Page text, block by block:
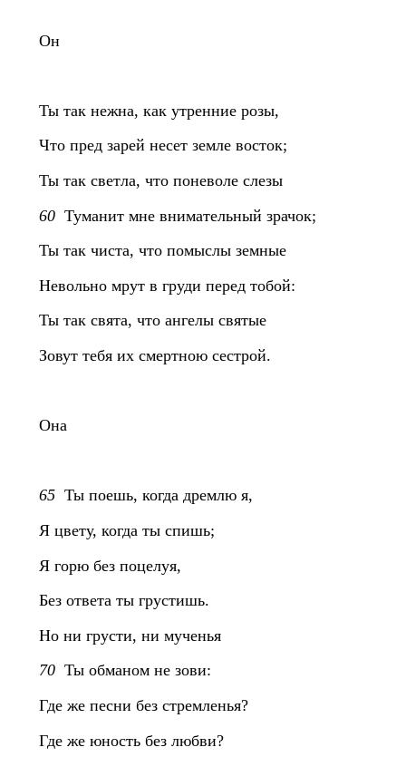
Он
Ты так нежна, как утренние розы,
Что пред зарей несет земле восток;
Ты так светла, что поневоле слезы
60Туманит мне внимательный зрачок;
Ты так чиста, что помыслы земные
Невольно мрут в груди перед тобой:
Ты так свята, что ангелы святые
Зовут тебя их смертною сестрой.
Она
65Ты поешь, когда дремлю я,
Я цвету, когда ты спишь;
Я горю без поцелуя,
Без ответа ты грустишь.
Но ни грусти, ни мученья
70Ты обманом не зови:
Где же песни без стремленья?
Где же юность без любви?